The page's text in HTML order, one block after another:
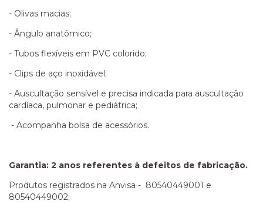
- Olivas macias;
- Ângulo anatômico;
- Tubos flexíveis em PVC colorido;
- Clips de aço inoxidável;
- Auscultação sensível e precisa indicada para auscultação
cardíaca, pulmonar e pediátrica;
- Acompanha bolsa de acessórios.
Garantia: 2 anos referentes à defeitos de fabricação.
Produtos registrados na Anvisa - 80540449001 e
80540449002;